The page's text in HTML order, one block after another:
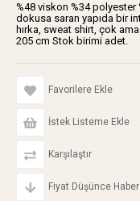
%48 viskon %34 polyester
dokusa saran yapıda bir
hırka, sweat shirt, çok
205 cm Stok birimi adet.
Favorilere Ekle
İstek Listeme Ekle
Karşılaştır
Fiyat Düşünce